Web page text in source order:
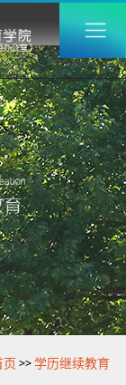
页 >>学历继续教育